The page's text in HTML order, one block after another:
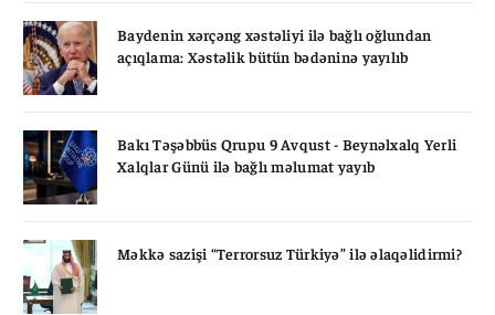
Baydenin xərçəng xəstəliyi ilə bağlı oğlundan
açıqlama: Xəstəlik bütün bədəninə yayılıb
Bakı Təşəbbüs Qrupu 9 Avqust - Beynəlxalq Yerli
Xalqlar Günü ilə bağlı məlumat yayıb
Məkkə sazişi “Terrorsuz Türkiyə” ilə əlaqəlidirmi?